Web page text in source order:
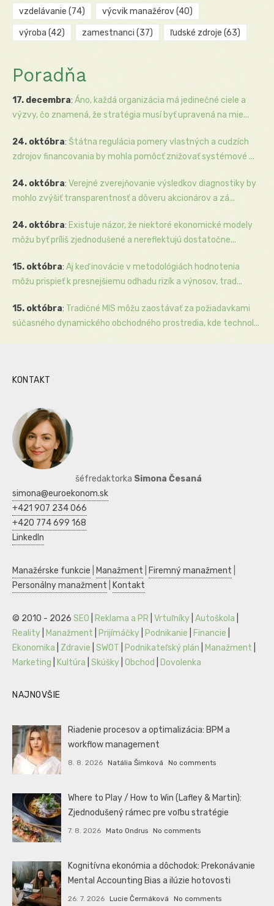
vzdelávanie (74) výcvik manažérov(40)
výroba (42) zamestnanci (37) ľudské zdroje (63)
Poradňa
17. decembra: Áno, každá organizácia má jedinečné ciele a
výzvy, čo znamená, že stratégia musí byť upravená na mie...
24. októbra: Štátna regulácia pomery vlastných a cudzích
zdrojov financovania by mohla pomôcť znižovať systémové ...
24. októbra: Verejné zverejňovanie výsledkov diagnostiky by
mohlo zvýšiť transparentnosť a dôveru akcionárov a zá...
24. októbra: Existuje názor, že niektoré ekonomické modely
môžu byť príliš zjednodušené a nereflektujú dostatočne...
15. októbra: Aj keď inovácie v metodológiách hodnotenia
môžu prispieť k presnejšiemu odhadu rizík a výnosov, trad...
15. októbra: Tradičné MIS môžu zaostávať za požiadavkami
súčasného dynamického obchodného prostredia, kde technol...
KONTAKT
šéfredaktorka Simona Česaná
simona@euroekonom.sk
+421 907 234 066
+420 774 699 168
LinkedIn
Manažérske funkcie Manažment Firemný manažment
Personálny manažment
Kontakt
© 2010 - 2026 SEO Reklama a PR Vrtuľníky Autoškola
Reality
Manažment Prijímáčky Podnikanie Financie
Ekonomika
Zdravie SWOT Podnikateľský plán Manažment
Marketing
Kultúra Skúšky Obchod Dovolenka
NAJNOVŠIE
Riadenie procesov a optimalizácia: BPM a
workflow management
8. 8. 2026 Natália Šimková No comments
Where to Play / How to Win (Lafley & Martin):
Zjednodušený rámec pre voľbu stratégie
7. 8. 2026 Mato Ondrus No comments
Kognitívna ekonómia a dôchodok: Prekonávanie
Mental Accounting Bias a ilúzie hotovosti
26. 7. 2026 Lucie Čermáková No comments